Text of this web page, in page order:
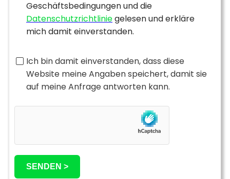
Geschäftsbedingungen und die
Datenschutzrichtliniegelesen und erkläre
mich damit einverstanden.
Ich bin damit einverstanden, dass diese
Website meine Angaben speichert, damit sie
auf meine Anfrage antworten kann.
SENDEN >